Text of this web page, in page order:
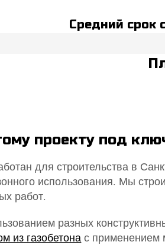
Средний срок
проекту под
для строительства в
использования. Мы
работ.
разных
из газобетона с применением